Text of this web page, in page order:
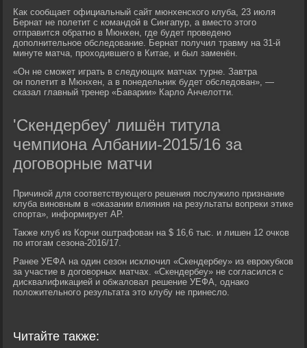
Как сообщает официальный сайт мюнхенского клуба, 23 июля
Бернат не полетит с командой в Сингапур, а вместо этого
отправится обратно в Мюнхен, где будет проведено
дополнительное обследование. Бернат получил травму на 31-й
минуте матча, проходившего в Китае, и был заменён.
«Он не сможет играть в следующих матчах турне. Завтра
он полетит в Мюнхен, а в понедельник будет обследован», —
сказал главный тренер «Баварии» Карло Анчелотти.
'Скендербеу' лишён титула
чемпиона Албании-2015/16 за
договорные матчи
Причиной для соответствующего решения послужило признание
клуба виновным в «оказании влияния на результаты вопреки этике
спорта», информирует AP.
Также клуб из Корчи оштрафован на $ 16,6 тыс. и лишен 12 очков
по итогам сезона-2016/17.
Ранее УЕФА на один сезон исключил «Скендербеу» из еврокубков
за участие в договорных матчах. «Скендербеу» не согласился с
дисквалификацией и обжаловал решение УЕФА, однако
положительного результата это клубу не принесло.
Читайте также: